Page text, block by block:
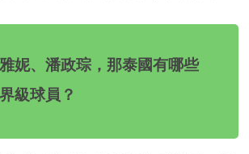
妮、潘政琮，那泰國有哪些
級球員？